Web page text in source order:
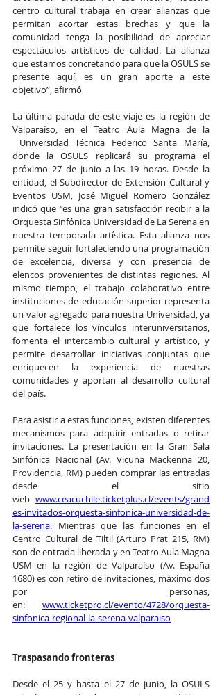
centro cultural trabaja en crear alianzas que
permitan acortar estas brechas y que la
comunidad tenga la posibilidad de apreciar
espectáculos artísticos de calidad. La alianza
que estamos concretando para que la OSULS se
presente aquí, es un gran aporte a este
objetivo”, afirmó
La última parada de este viaje es la región de
Valparaíso, en el Teatro Aula Magna de la
Universidad Técnica Federico Santa María,
donde la OSULS replicará su programa el
próximo 27 de junio a las 19 horas. Desde la
entidad, el Subdirector de Extensión Cultural y
Eventos USM, José Miguel Romero González
indicó que “es una gran satisfacción recibir a la
Orquesta Sinfónica Universidad de La Serena en
nuestra temporada artística. Esta alianza nos
permite seguir fortaleciendo una programación
de excelencia, diversa y con presencia de
elencos provenientes de distintas regiones. Al
mismo tiempo, el trabajo colaborativo entre
instituciones de educación superior representa
un valor agregado para nuestra Universidad, ya
que fortalece los vínculos interuniversitarios,
fomenta el intercambio cultural y artístico, y
permite desarrollar iniciativas conjuntas que
enriquecen la experiencia de nuestras
comunidades y aportan al desarrollo cultural
del país.
Para asistir a estas funciones, existen diferentes
mecanismos para adquirir entradas o retirar
invitaciones. La presentación en la Gran Sala
Sinfónica Nacional (Av. Vicuña Mackenna 20,
Providencia, RM) pueden comprar las entradas
desde el sitio
web www.ceacuchile.ticketplus.cl/events/grand
es-invitados-orquesta-sinfonica-universidad-de-
la-serena. Mientras que las funciones en el
Centro Cultural de Tiltil (Arturo Prat 215, RM)
son de entrada liberada y en Teatro Aula Magna
USM en la región de Valparaíso (Av. España
1680) es con retiro de invitaciones, máximo dos
por personas,
en: www.ticketpro.cl/evento/4728/orquesta-
sinfonica-regional-la-serena-valparaiso
Traspasando fronteras
Desde el 25 y hasta el 27 de junio, la OSULS